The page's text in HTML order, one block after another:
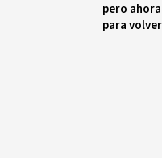
pero
para